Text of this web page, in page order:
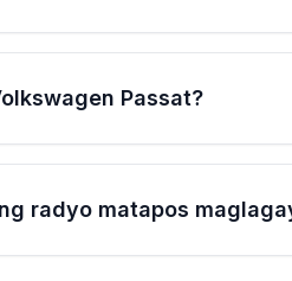
Passat?
radyo matapos